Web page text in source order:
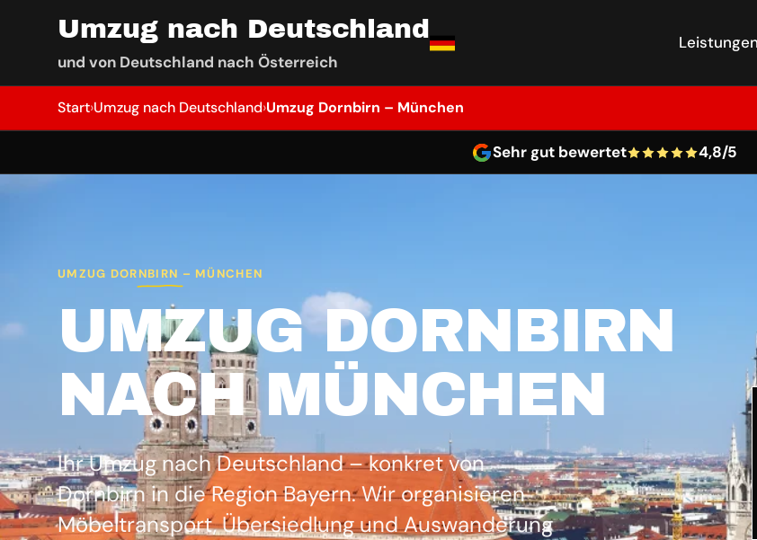
Umzug nach Deutschland
und von Deutschland nach Österreich
Leistungen
Start›Umzug nach Deutschland›Umzug Dornbirn – München
Sehr gut bewertet 4,8/5
UMZUG DORNBIRN – MÜNCHEN
UMZUG DORNBIRN
NACH MÜNCHEN
Ihr Umzug nach Deutschland – konkret von
Dornbirn in die Region Bayern. Wir organisieren
Möbeltransport, Übersiedlung und Auswanderung